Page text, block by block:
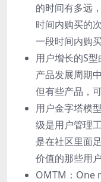
的时间有多远
时间内购买的
⼀段时间内购买
⽤户增⻓的S
产品发展周期
但有些产品，
⽤户⾦字塔模
级是⽤户管理
是在社区⾥⾯
价值的那些⽤
OMTM：One